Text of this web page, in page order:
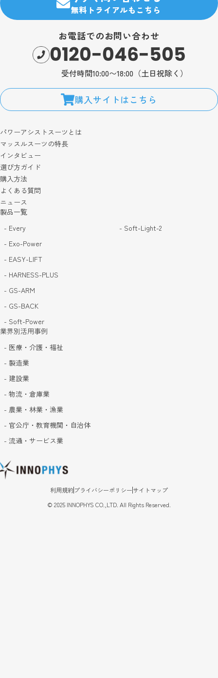
無料トライアルもこちら
お電話でのお問い合わせ
0120-046-505
受付時間10:00〜18:00（土日祝除く）
購入サイトはこちら
パワーアシストスーツとは
マッスルスーツの特長
インタビュー
選び方ガイド
購入方法
よくある質問
ニュース
製品一覧
- Every
- Exo-Power
- EASY-LIFT
- HARNESS-PLUS
- GS-ARM
- GS-BACK
- Soft-Power
- Soft-Light-2
業界別活用事例
- 医療・介護・福祉
- 製造業
- 建設業
- 物流・倉庫業
- 農業・林業・漁業
- 官公庁・教育機関・自治体
- 流通・サービス業
利用規約 プライバシーポリシーサイトマップ
© 2025 INNOPHYS CO.,LTD. All Rights Reserved.